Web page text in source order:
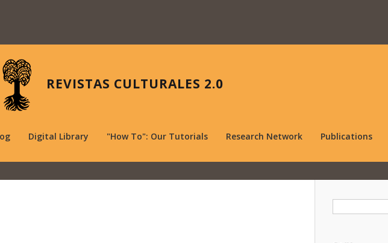
REVISTAS CULTURALES 2.0
Digital Library "How To": Our Tutorials Research Network Publications